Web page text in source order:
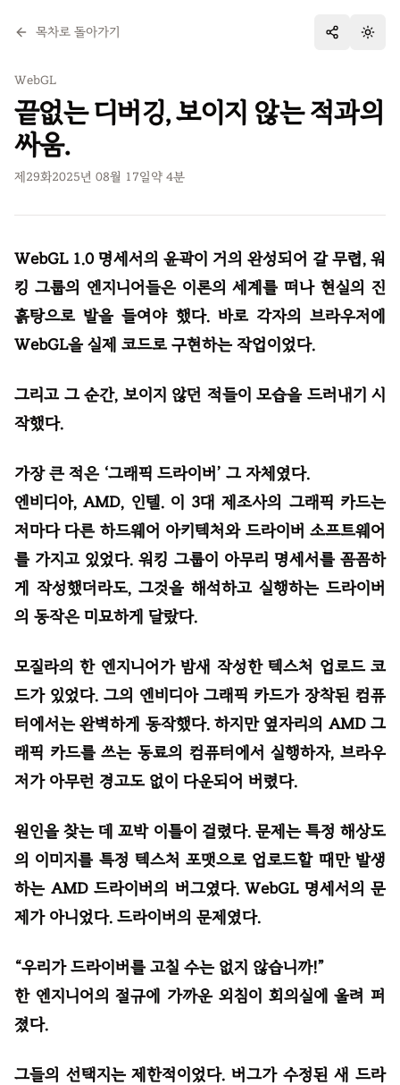
목차로 돌아가기 테마
WebGL
끝없는 디버깅, 보이지 않는 적과의
싸움.
제29화2025년 08월 17일약 4분
WebGL 1.0 명세서의 윤곽이 거의 완성되어 갈 무렵, 워
킹 그룹의 엔지니어들은 이론의 세계를 떠나 현실의 진
흙탕으로 발을 들여야 했다. 바로 각자의 브라우저에
WebGL을 실제 코드로 구현하는 작업이었다.
그리고 그 순간, 보이지 않던 적들이 모습을 드러내기 시
작했다.
가장 큰 적은 ‘그래픽 드라이버’ 그 자체였다.
엔비디아, AMD, 인텔. 이 3대 제조사의 그래픽 카드는
저마다 다른 하드웨어 아키텍처와 드라이버 소프트웨어
를 가지고 있었다. 워킹 그룹이 아무리 명세서를 꼼꼼하
게 작성했더라도, 그것을 해석하고 실행하는 드라이버
의 동작은 미묘하게 달랐다.
모질라의 한 엔지니어가 밤새 작성한 텍스처 업로드 코
드가 있었다. 그의 엔비디아 그래픽 카드가 장착된 컴퓨
터에서는 완벽하게 동작했다. 하지만 옆자리의 AMD 그
래픽 카드를 쓰는 동료의 컴퓨터에서 실행하자, 브라우
저가 아무런 경고도 없이 다운되어 버렸다.
원인을 찾는 데 꼬박 이틀이 걸렸다. 문제는 특정 해상도
의 이미지를 특정 텍스처 포맷으로 업로드할 때만 발생
하는 AMD 드라이버의 버그였다. WebGL 명세서의 문
제가 아니었다. 드라이버의 문제였다.
“우리가 드라이버를 고칠 수는 없지 않습니까!”
한 엔지니어의 절규에 가까운 외침이 회의실에 울려 퍼
졌다.
그들의 선택지는 제한적이었다. 버그가 수정된 새 드라